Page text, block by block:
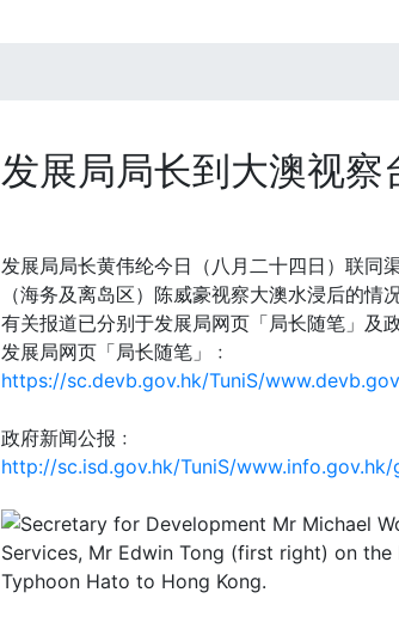
发展局局长到大澳视察
发展局局长黄伟纶今日（八月二十四日）联同
（海务及离岛区）陈威豪视察大澳水浸后的情
有关报道已分别于发展局网页「局长随笔」及
发展局网页「局长随笔」﹕
https://sc.devb.gov.hk/TuniS/
政府新闻公报﹕
http://sc.isd.gov.hk/TuniS/